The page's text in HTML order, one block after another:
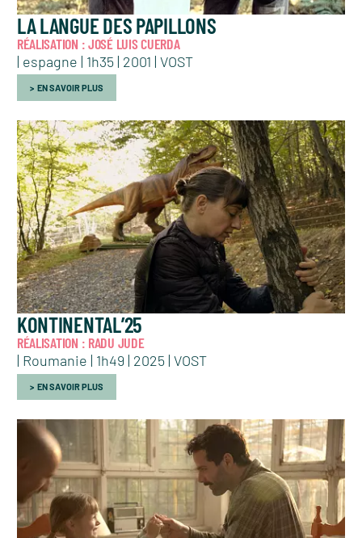
LA LANGUE DES PAPILLONS
RÉALISATION : JOSÉ LUIS CUERDA
| espagne | 1h35 | 2001 | VOST
EN SAVOIR PLUS
KONTINENTAL’25
RÉALISATION : RADU JUDE
| Roumanie | 1h49 | 2025 | VOST
EN SAVOIR PLUS